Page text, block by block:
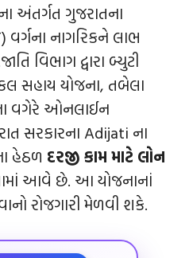
અંતર્ગત ગુજરાતના
નાગરિકને લાભ
વિભાગ દ્વારા બ્યુટી
સહાય યોજના, તબેલા
વગેરે ઓનલાઈન
સરકારના Adijati ના
હેઠળ દરજી કામ માટે લોન
આવે છે. આ યોજનાનાં
રોજગારી મેળવી શકે.